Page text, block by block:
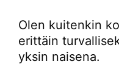
Olen kuitenkin
erittäin
yksin naisena.